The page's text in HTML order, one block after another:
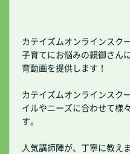
カテイズムオンラインスク
子育てにお悩みの親御さん
育動画を提供します！
カテイズムオンラインスク
イルやニーズに合わせて様
す。
人気講師陣が、丁寧に教えま